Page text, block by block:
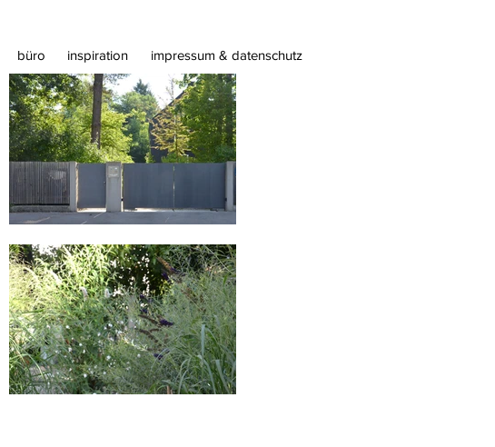
büro inspiration impressum & datenschutz